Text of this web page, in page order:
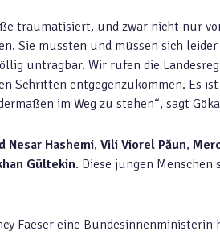
traumatisiert, und zwar nicht nur
Sie mussten und müssen sich
untragbar. Wir rufen die
Schritten entgegenzukommen. Es
im Weg zu stehen“, sagt
Nesar Hashemi, Vili Viorel Păun,
Gültekin. Diese jungen
Faeser eine